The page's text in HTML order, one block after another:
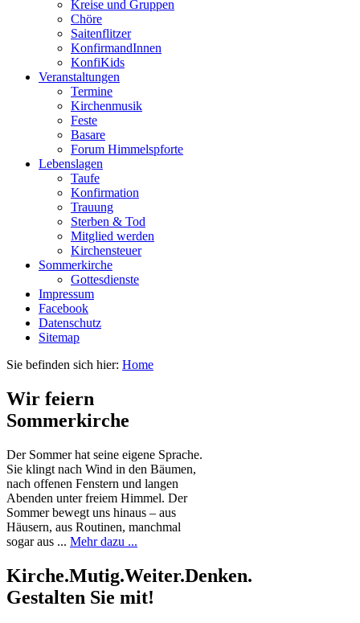
Kreise und Gruppen
Chöre
Saitenflitzer
KonfirmandInnen
KonfiKids
Veranstaltungen
Termine
Kirchenmusik
Feste
Basare
Forum Himmelspforte
Lebenslagen
Taufe
Konfirmation
Trauung
Sterben & Tod
Mitglied werden
Kirchensteuer
Sommerkirche
Gottesdienste
Impressum
Facebook
Datenschutz
Sitemap
Sie befinden sich hier: Home
Wir feiern
Sommerkirche
Der Sommer hat seine eigene Sprache.
Sie klingt nach Wind in den Bäumen,
nach offenen Fenstern und langen
Abenden unter freiem Himmel. Der
Sommer bewegt uns hinaus – aus
Häusern, aus Routinen, manchmal
sogar aus ... Mehr dazu ...
Kirche.Mutig.Weiter.Denken.
Gestalten Sie mit!